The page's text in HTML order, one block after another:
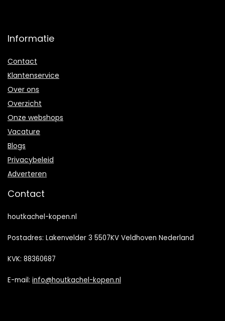
Informatie
Contact
Klantenservice
Over ons
Overzicht
Onze webshops
Vacature
Blogs
Privacybeleid
Adverteren
Contact
houtkachel-kopen.nl
Postadres: Lakenvelder 3 5507KV Veldhoven Nederland
KVK: 88360687
E-mail: info@houtkachel-kopen.nl